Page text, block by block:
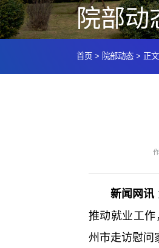
院部动
首页 > 院部动态 > 正文
新闻网讯
推动就业工
州市走访慰问